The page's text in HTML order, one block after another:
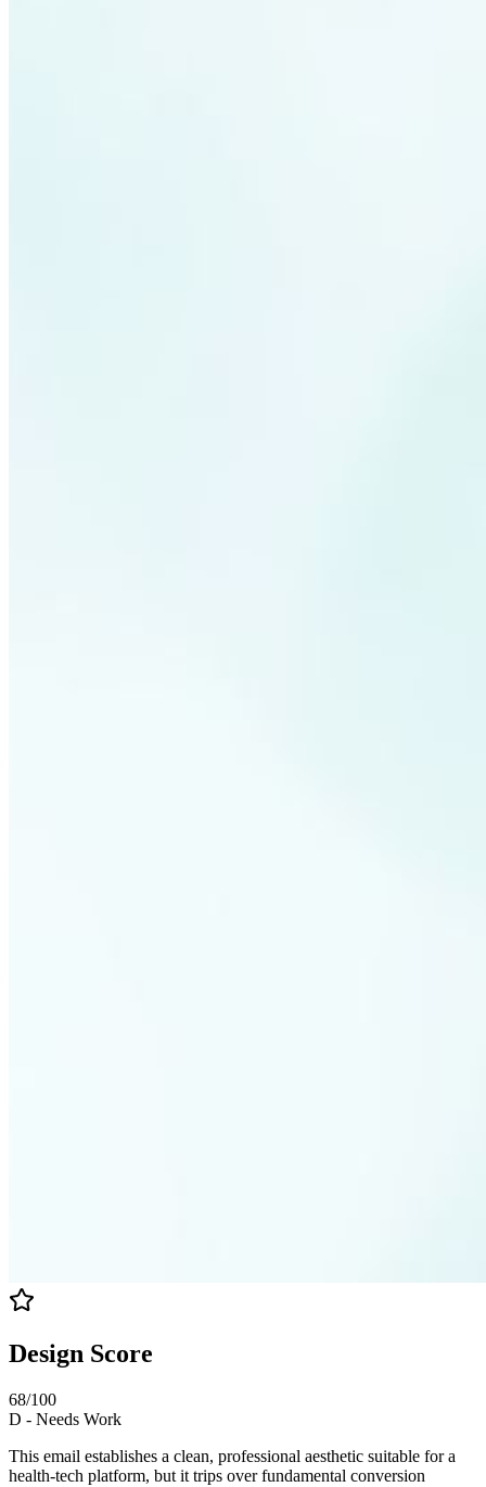
Design Score
68/100
D - Needs Work
This email establishes a clean, professional aesthetic suitable for a
health-tech platform, but it trips over fundamental conversion